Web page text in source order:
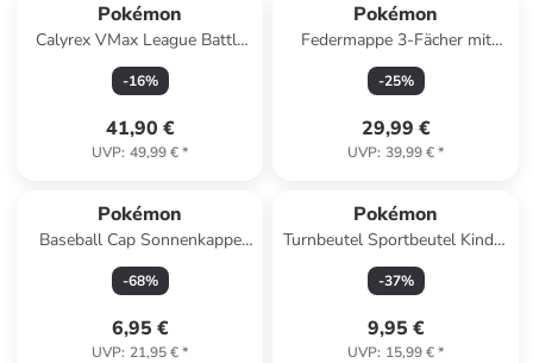
Pokémon
Calyrex VMax League Battle
Deck Ice Rider
-16%
41,90 €
UVP: 49,99 €*
Pokémon
Federmappe 3-Fächer mit
Inhalt Pikachu Design in
Schwarz
-25%
29,99 €
UVP: 39,99 €*
Pokémon
Baseball Cap Sonnenkappe
Freizeitkappe in Blau
-68%
6,95 €
UVP: 21,95 €*
Pokémon
Turnbeutel Sportbeutel Kinder
mit Kordelzug für Schule
-37%
9,95 €
UVP: 15,99 €*